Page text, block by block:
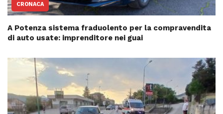
CRONACA
A Potenza sistema fraduolento per la compravendita
di auto usate: imprenditore nei guai